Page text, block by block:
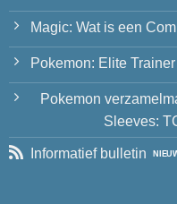
Magic: Wat is een
Pokemon: Elite
Pokemon
Sleeves:
Informatief bulletin